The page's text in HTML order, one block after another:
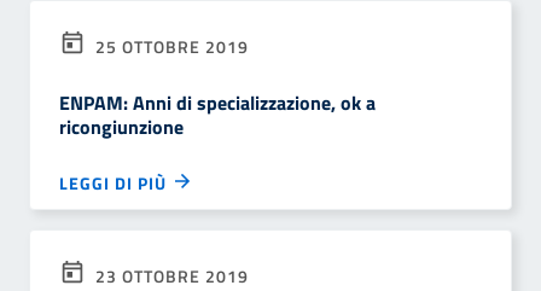
25 OTTOBRE 2019
ENPAM: Anni di specializzazione, ok a
ricongiunzione
LEGGI DI PIÙ
23 OTTOBRE 2019